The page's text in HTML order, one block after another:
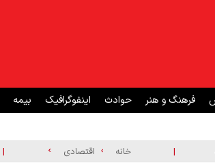
فرهنگ و هنر حوادث اینفوگرافیک بیمه
| خانه اقتصادی |